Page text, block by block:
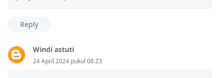
Reply
Windi astuti
24 April 2024 pukul 08.23